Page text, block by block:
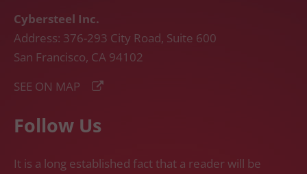
Cybersteel Inc.
Address: 376-293 City Road, Suite 600
San Francisco, CA 94102
SEE ON MAP
Follow Us
It is a long established fact that a reader will be